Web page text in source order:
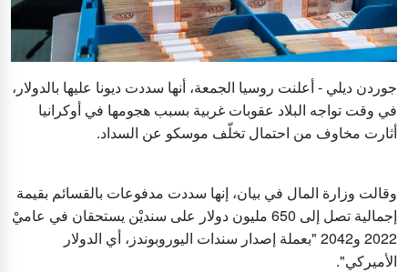
جوردن ديلي - أعلنت روسيا الجمعة، أنها سددت ديونا عليها بالدولار،
في وقت تواجه البلاد عقوبات غربية بسبب هجومها في أوكرانيا
أثارت مخاوف من احتمال تخلّف موسكو عن السداد.
وقالت وزارة المال في بيان، إنها سددت مدفوعات بالقسائم بقيمة
إجمالية تصل إلى 650 مليون دولار على سنديْن يستحقان في عاميْ
2022 و2042 "بعملة إصدار سندات اليوروبوندز، أي الدولار
الأميركي".